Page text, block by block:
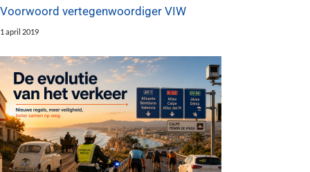
Voorwoord vertegenwoordiger VIW
1 april 2019